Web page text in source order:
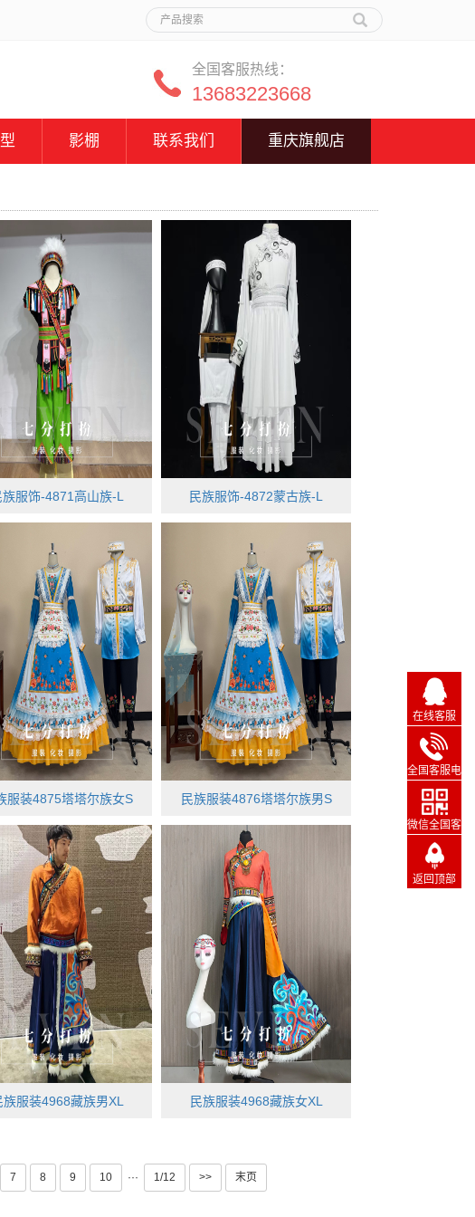
全国客服热线：
13683223668
影棚 联系我们 重庆旗舰店
族服饰-4871高山族-L 民族服饰-4872蒙古族-L
服装4875塔塔尔族女S 民族服装4876塔塔尔族男S
族服装4968藏族男XL 民族服装4968藏族女XL
7 8 9 10 ··· 1/12 >> 末页
在线客服
全国客服电
话
微信全国客
服
返回顶部